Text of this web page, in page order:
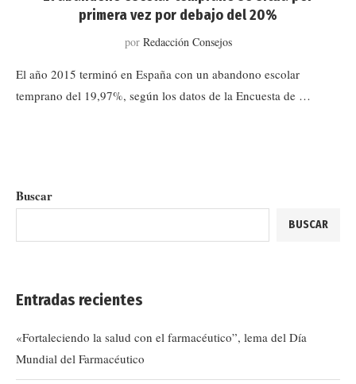
primera vez por debajo del 20%
por Redacción Consejos
El año 2015 terminó en España con un abandono escolar
temprano del 19,97%, según los datos de la Encuesta de …
Buscar
BUSCAR
Entradas recientes
«Fortaleciendo la salud con el farmacéutico”, lema del Día
Mundial del Farmacéutico